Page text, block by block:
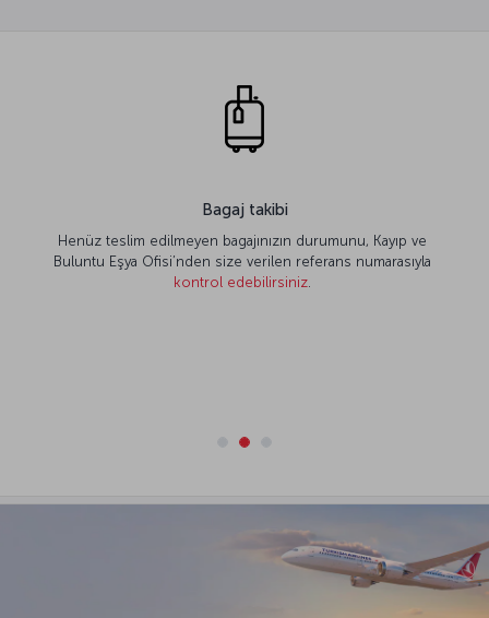
edilmeyen bagajınızın durumunu, Kayıp ve
Ofisi’nden size verilen referans numarasıyla
kontrol edebilirsiniz.